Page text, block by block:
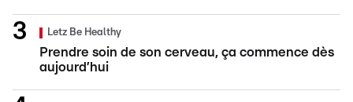
Letz Be Healthy
Prendre soin de son cerveau, ça commence dès
aujourd’hui